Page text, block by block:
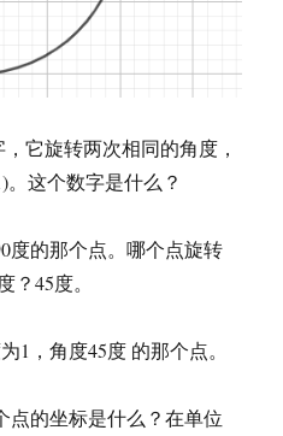
它旋转两次相同的角度，
这个数字是什么？
度的那个点。哪个点旋转
45度。
1，角度45度 的那个点。
点的坐标是什么？在单位